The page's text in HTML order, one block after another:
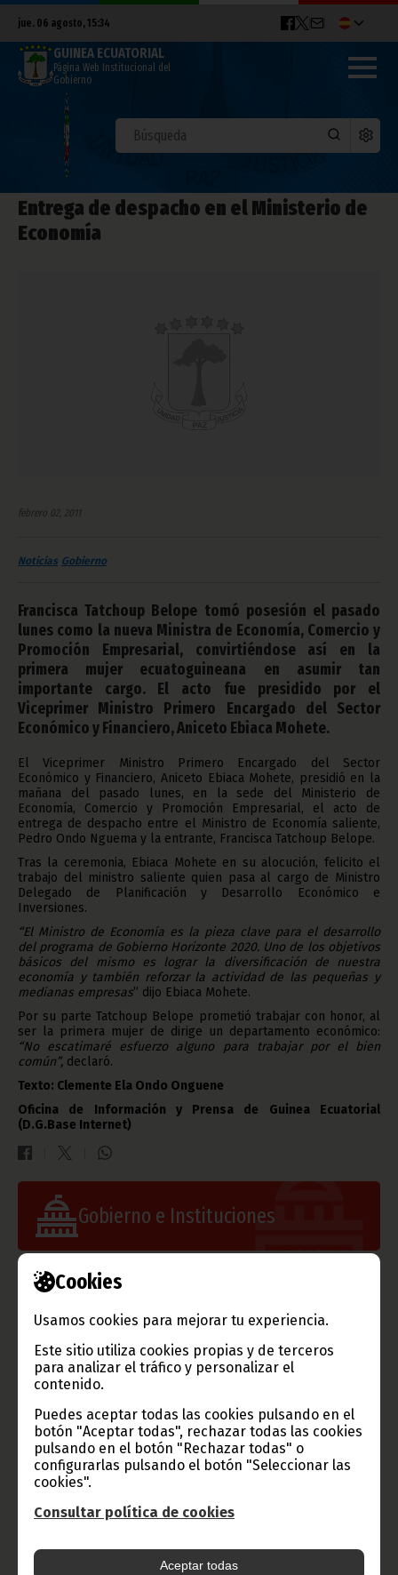
Cookies
Usamos cookies para mejorar tu experiencia.
Este sitio utiliza cookies propias y de terceros
para analizar el tráfico y personalizar el
contenido.
Puedes aceptar todas las cookies pulsando en el
botón "Aceptar todas", rechazar todas las cookies
pulsando en el botón "Rechazar todas" o
configurarlas pulsando el botón "Seleccionar las
cookies".
Consultar política de cookies
Aceptar todas
jue. 06 agosto, 15:34
GUINEA ECUATORIAL
Página Web Institucional del
Gobierno
Entrega de despacho en el Ministerio de
Economía
febrero 02, 2011
Noticias Gobierno
Francisca Tatchoup Belope tomó posesión el pasado
lunes como la nueva Ministra de Economía, Comercio y
Promoción Empresarial, convirtiéndose así en la
primera mujer ecuatoguineana en asumir tan
importante cargo. El acto fue presidido por el
Viceprimer Ministro Primero Encargado del Sector
Económico y Financiero, Aniceto Ebiaca Mohete.
El Viceprimer Ministro Primero Encargado del Sector
Económico y Financiero, Aniceto Ebiaca Mohete, presidió en la
mañana del pasado lunes, en la sede del Ministerio de
Economía, Comercio y Promoción Empresarial, el acto de
entrega de despacho entre el Ministro de Economía saliente,
Pedro Ondo Nguema y la entrante, Francisca Tatchoup Belope.
Tras la ceremonia, Ebiaca Mohete en su alocución, felicito el
trabajo del ministro saliente quien pasa al cargo de Ministro
Delegado de Planificación y Desarrollo Económico e
Inversiones.
“El Ministro de Economía es la pieza clave para el desarrollo
del programa de Gobierno Horizonte 2020. Uno de los objetivos
básicos del mismo es lograr la diversificación de nuestra
economía y también reforzar la actividad de las pequeñas y
medianas empresas” dijo Ebiaca Mohete.
Por su parte Tatchoup Belope prometió trabajar con honor, al
ser la primera mujer de dirige un departamento económico:
“No escatimaré esfuerzo alguno para trabajar por el bien
común”, declaró.
Texto: Clemente Ela Ondo Onguene
Oficina de Información y Prensa de Guinea Ecuatorial
(D.G.Base Internet)
Gobierno e Instituciones
TVGE
Radio Nacional de Guinea
Ecuatorial
Haz click aquí para escuchar ahora